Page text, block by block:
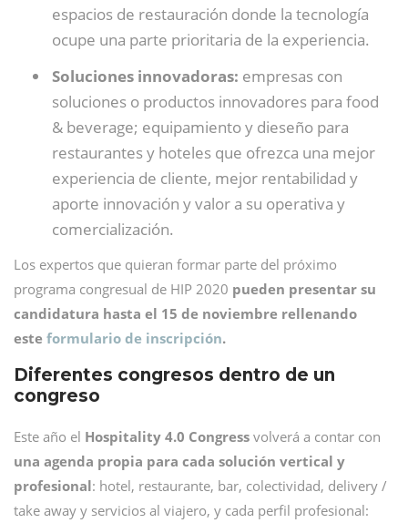
espacios de restauración donde la tecnología
ocupe una parte prioritaria de la experiencia.
Soluciones innovadoras: empresas con
soluciones o productos innovadores para food
& beverage; equipamiento y dieseño para
restaurantes y hoteles que ofrezca una mejor
experiencia de cliente, mejor rentabilidad y
aporte innovación y valor a su operativa y
comercialización.
Los expertos que quieran formar parte del próximo
programa congresual de HIP 2020 pueden presentar su
candidatura hasta el 15 de noviembre rellenando
este formulario de inscripción.
Diferentes congresos dentro de un
congreso
Este año el Hospitality 4.0 Congress volverá a contar con
una agenda propia para cada solución vertical y
profesional: hotel, restaurante, bar, colectividad, delivery /
take away y servicios al viajero, y cada perfil profesional: